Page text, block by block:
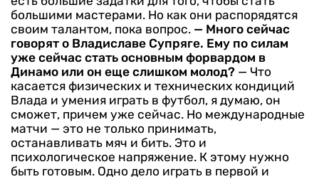
большими мастерами. Но как они распорядятся
своим талантом, пока вопрос. — Много сейчас
говорят о Владиславе Супряге. Ему по силам
уже сейчас стать основным форвардом в
Динамо или он еще слишком молод? — Что
касается физических и технических кондиций
Влада и умения играть в футбол, я думаю, он
сможет, причем уже сейчас. Но международные
матчи — это не только принимать,
останавливать мяч и бить. Это и
психологическое напряжение. К этому нужно
быть готовым. Одно дело играть в первой и